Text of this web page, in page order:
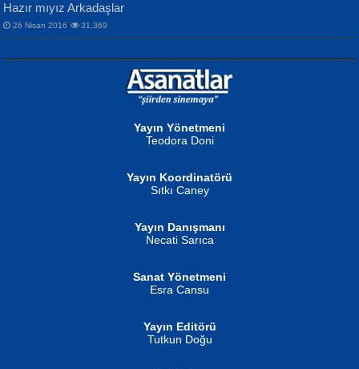
NURAN KÖSE BAYDAR
Ben Deniz Değilim ki...
Hazır mıyız Arkadaşlar
26 Nisan 2016 31,369
Yayın Yönetmeni
Teodora Doni
Yayın Koordinatörü
Sıtkı Caney
Yayın Danışmanı
Necati Sarıca
Sanat Yönetmeni
Esra Cansu
Yayın Editörü
Tutkun Doğu